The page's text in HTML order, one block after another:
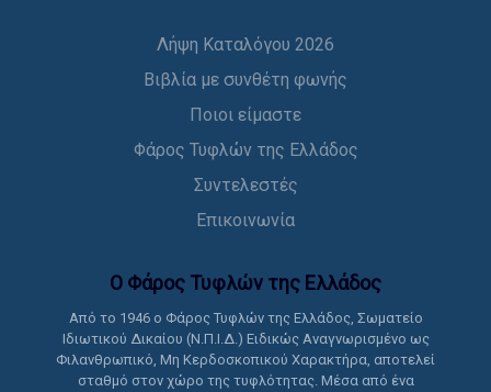
Λήψη Καταλόγου 2026
Βιβλία με συνθέτη φωνής
Ποιοι είμαστε
Φάρος Τυφλών της Ελλάδος
Συντελεστές
Επικοινωνία
Ο Φάρος Τυφλών της Ελλάδoς
Από το 1946 ο Φάρος Τυφλών της Ελλάδος, Σωματείο
Ιδιωτικού Δικαίου (Ν.Π.Ι.Δ.) Ειδικώς Αναγνωρισμένο ως
Φιλανθρωπικό, Μη Κερδοσκοπικού Χαρακτήρα, αποτελεί
σταθμό στον χώρο της τυφλότητας. Μέσα από ένα